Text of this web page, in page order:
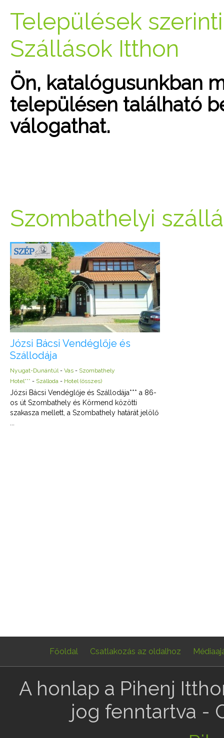
Települések
Szállások Itthon
Ön, katalógusunkban
településen található
válogathat.
Szombathelyi
Józsi Bácsi Vendéglője és
Szállodája
Nyugat-Dunántúl- Vas - Szombathely
Hotel*** - Szálloda - Hotel (összes)
Józsi Bácsi Vendéglője és Szállodája*** a 86-
os út Szombathely és Körmend közötti
szakasza mellett, a Szombathely határát jelölő
Főoldal Csatlakozás az oldalhoz
A honlap a Pihenj
jog fenntartva -